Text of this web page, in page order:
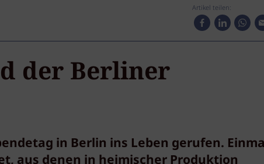
Artikel teilen:
der Berliner
in Berlin ins Leben gerufen.